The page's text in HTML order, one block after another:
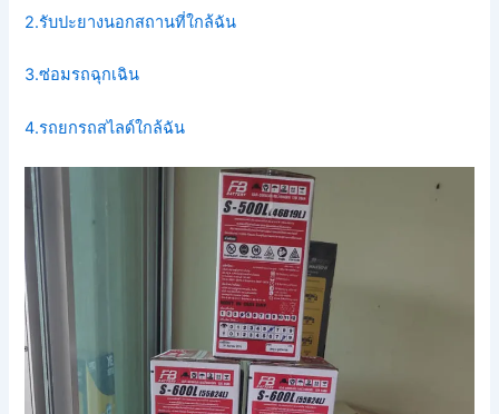
2.รับปะยางนอกสถานที่ใกล้ฉัน
3.ซ่อมรถฉุกเฉิน
4.รถยกรถสไลด์ใกล้ฉัน